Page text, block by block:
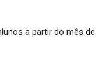
a partir do mês de